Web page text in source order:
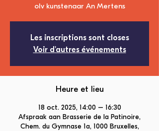
olv kunstenaar An Mertens
Les inscriptions sont closes
Voir d'autres événements
Heure et lieu
18 oct. 2025, 14:00 – 16:30
Afspraak aan Brasserie de la Patinoire,
Chem. du Gymnase 1a, 1000 Bruxelles,